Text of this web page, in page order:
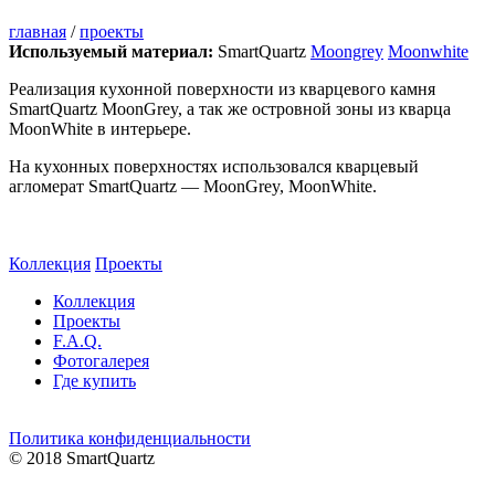
главная /проекты
Используемый материал: SmartQuartz Moongrey Moonwhite
Реализация кухонной поверхности из кварцевого камня
SmartQuartz MoonGrey, а так же островной зоны из кварца
MoonWhite в интерьере.
На кухонных поверхностях использовался кварцевый
агломерат SmartQuartz — MoonGrey, MoonWhite.
Коллекция Проекты
Коллекция
Проекты
F.A.Q.
Фотогалерея
Где купить
Политика конфиденциальности
© 2018 SmartQuartz